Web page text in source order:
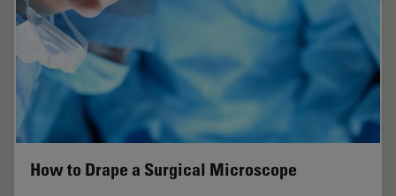
How to Drape a Surgical Microscope